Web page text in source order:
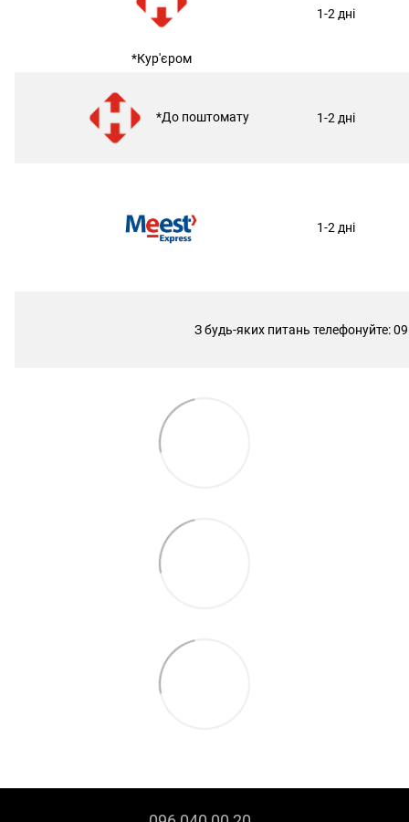
*Кур'єром
1-2 дні
*До поштомату 1-2 дні
1-2 дні
З будь-яких питань телефонуйте: